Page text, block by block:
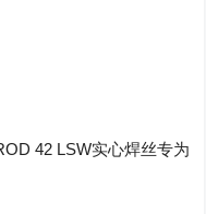
42 LSW实心焊丝专为